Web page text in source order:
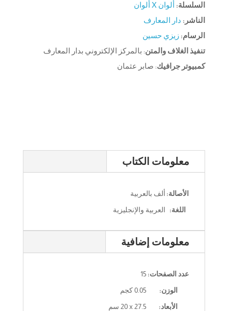
السلسلة: ألوان X ألوان
الناشر: دار المعارف
الرسام: زيزي حسين
تنفيذ الغلاف والمتن: بالمركز الإلكتروني بدار المعارف
كمبيوتر جرافيك: صابر عثمان
معلومات إضافية
عدد الصفحات: 15
الوزن:
0.05 كجم
الأبعاد:
‎20 x 27.5‎ سم
معلومات الكتاب
الأصالة: ألف بالعربية
اللغة:
العربية والإنجليزية